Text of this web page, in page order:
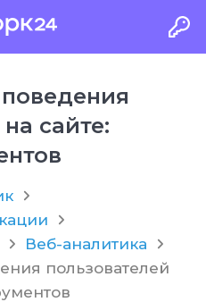
сайте:
Веб-аналитика
пользователей